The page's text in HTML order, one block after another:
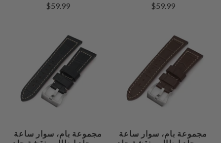
$59.99 $59.99
مجموعة بام، سوار ساعة
مجموعة بام، سوار ساعة